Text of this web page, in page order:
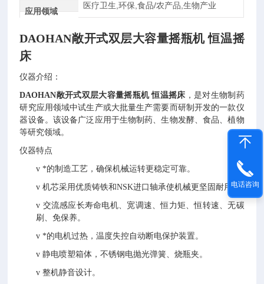
应用领域
医疗卫生,环保,食品/农产品,生物产业
DAOHAN敞开式双层大容量摇瓶机 恒温摇
床
仪器介绍：
DAOHAN敞开式双层大容量摇瓶机 恒温摇床 ，是对生物制药
研究应用领域中试生产或大批量生产需要而研制开发的一款仪
器设备。该设备广泛应用于生物制药、生物发酵、食品、植物
等研究领域。
仪器特点
v*的制造工艺，确保机械运转更稳定可靠。
v机芯采用优质铸铁和NSK进口轴承使机械更坚固耐用。
v 交流感应长寿命电机、宽调速、恒力矩、恒转速、无碳
刷、免保养。
v*的电机过热，温度失控自动断电保护装置。
v静电喷塑箱体，不锈钢电抛光弹簧、烧瓶夹。
v整机静音设计。
电话咨询